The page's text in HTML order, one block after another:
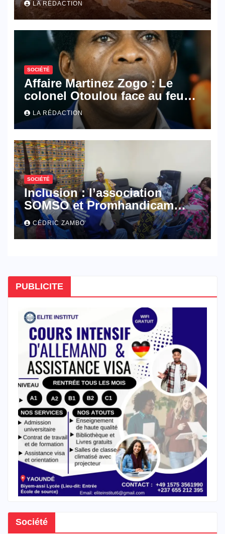
LA RÉDACTION
SOCIÉTÉ
Affaire Martinez Zogo : Le
colonel Otoulou face au feu
croisé des avocats de la
défense
LA RÉDACTION
SOCIÉTÉ
Inclusion : l’association
SOMSO et Promhandicam
militent en faveur d’une
réforme des formations en
hôtellerie-restauration
CÉDRIC ZAMBO
PUBLICITE
Société